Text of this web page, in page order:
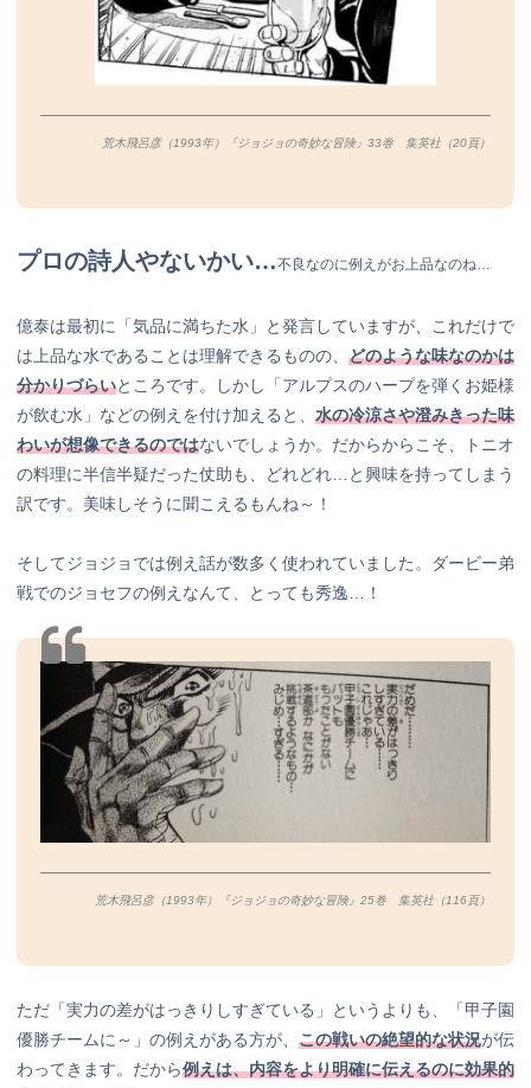
荒木飛呂彦（1993年）『ジョジョの奇妙な冒険』33巻 集英社（20頁）
プロの詩人やないかい…不良なのに例えがお上品なのね…
億泰は最初に「気品に満ちた水」と発言していますが、これだけで
は上品な水であることは理解できるものの、 どのような味なのかは
分かりづらいところです。しかし「アルプスのハープを弾くお姫様
が飲む水」などの例えを付け加えると、 水の冷涼さや澄みきった味
わいが想像できるのではないでしょうか。だからからこそ、トニオ
の料理に半信半疑だった仗助も、どれどれ…と興味を持ってしまう
訳です。美味しそうに聞こえるもんね～！
そしてジョジョでは例え話が数多く使われていました。ダービー弟
戦でのジョセフの例えなんて、とっても秀逸…！
荒木飛呂彦（1993年）『ジョジョの奇妙な冒険』25巻 集英社（116頁）
ただ「実力の差がはっきりしすぎている」というよりも、「甲子園
優勝チームに～」の例えがある方が、 この戦いの絶望的な状況が伝
わってきます。だから例えは、内容をより明確に伝えるのに効果的